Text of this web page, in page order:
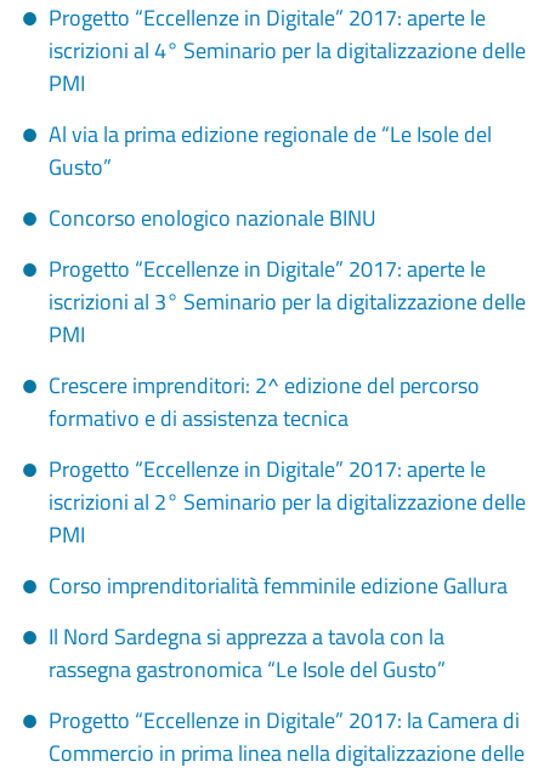
Progetto “Eccellenze in Digitale” 2017: aperte le
iscrizioni al 4° Seminario per la digitalizzazione delle
PMI
Al via la prima edizione regionale de “Le Isole del
Gusto”
Concorso enologico nazionale BINU
Progetto “Eccellenze in Digitale” 2017: aperte le
iscrizioni al 3° Seminario per la digitalizzazione delle
PMI
Crescere imprenditori: 2^ edizione del percorso
formativo e di assistenza tecnica
Progetto “Eccellenze in Digitale” 2017: aperte le
iscrizioni al 2° Seminario per la digitalizzazione delle
PMI
Corso imprenditorialità femminile edizione Gallura
Il Nord Sardegna si apprezza a tavola con la
rassegna gastronomica “Le Isole del Gusto”
Progetto “Eccellenze in Digitale” 2017: la Camera di
Commercio in prima linea nella digitalizzazione delle